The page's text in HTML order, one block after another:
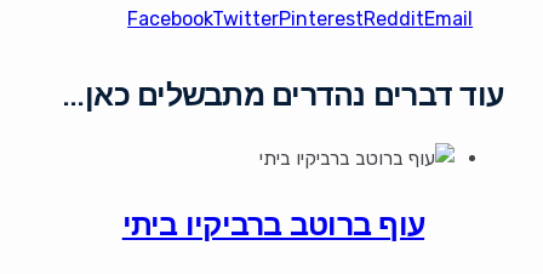
FacebookTwitterPinterestRedditEmail
עוד דברים נהדרים מתבשלים כאן…
עוף ברוטב ברביקיו ביתי